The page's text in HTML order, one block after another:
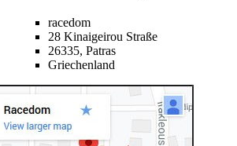
racedom
28 Kinaigeirou Straße
26335, Patras
Griechenland